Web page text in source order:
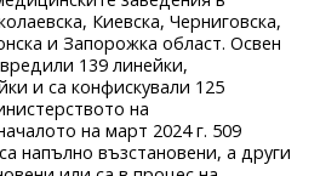
Киевска, Черниговска,
и Запорожка област. Освен
139 линейки,
и са конфискували 125
на
на март 2024 г. 509
напълно възстановени, а други